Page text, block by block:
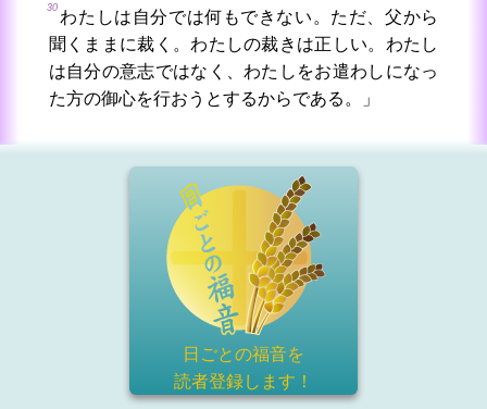
30
わたしは自分では何もできない。ただ、父から
聞くままに裁く。わたしの裁きは正しい。わたし
は自分の意志ではなく、わたしをお遣わしになっ
た方の御心を行おうとするからである。」
日ごとの福音を
読者登録します！